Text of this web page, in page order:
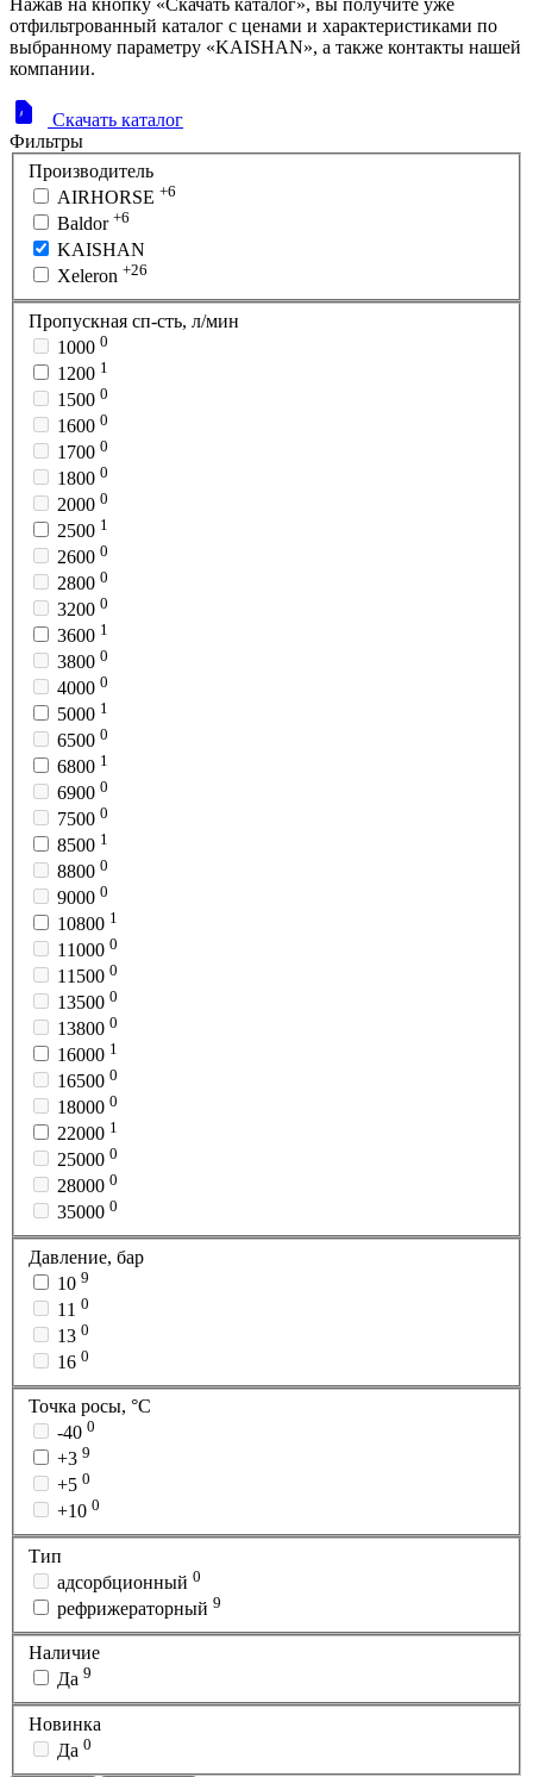
отфильтрованный каталог с ценами и характеристиками по
выбранному параметру «KAISHAN», а также контакты нашей
компании.
Скачать каталог
Фильтры
Производитель
AIRHORSE +6
Baldor +6
KAISHAN
Xeleron +26
Пропускная сп-сть, л/мин
1000 0
1200 1
1500 0
1600 0
1700 0
1800 0
2000 0
2500 1
2600 0
2800 0
3200 0
3600 1
3800 0
4000 0
5000 1
6500 0
6800 1
6900 0
7500 0
8500 1
8800 0
9000 0
10800 1
11000 0
11500 0
13500 0
13800 0
16000 1
16500 0
18000 0
22000 1
25000 0
28000 0
35000 0
Давление, бар
10 9
11 0
13 0
16 0
Точка росы, °C
-40 0
+3 9
+5 0
+10 0
Тип
адсорбционный 0
рефрижераторный 9
Наличие
Да 9
Новинка
Да 0